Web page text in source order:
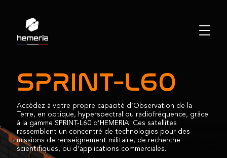
SPRINT-L60
Accédez à votre propre capacité d’Observation de la
Terre, en optique, hyperspectral ou radiofréquence, grâce
à la gamme SPRINT-L60 d’HEMERIA. Ces satellites
rassemblent un concentré de technologies pour des
missions de renseignement militaire, de recherche
scientifiques, ou d’applications commerciales.